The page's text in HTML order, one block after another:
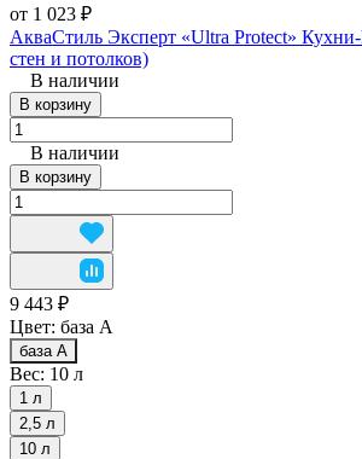
от 1 023 ₽
АкваСтиль Эксперт «Ultra Protect»
стен и потолков)
В наличии
В корзину
В наличии
В корзину
9 443 ₽
Цвет: база А
база А
Вес: 10 л
1 л
2,5 л
10 л